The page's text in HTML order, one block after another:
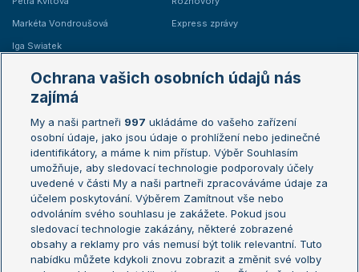
Markéta Vondroušová
Iga Swiatek
Express zprávy
Žebříčky
Žebříček ATP (muži)
Žebříček WTA (ženy)
Sázkařský žebříček
Australian Open
French Open
Wimbledon
US Open
Turnaj mistrů
Turnaj mistryň
Aktualní trendy
Ochrana vašich osobních údajů nás
zajímá
My a naši partneři 997 ukládáme do vašeho zařízení
osobní údaje, jako jsou údaje o prohlížení nebo jedinečné
identifikátory, a máme k nim přístup. Výběr Souhlasím
umožňuje, aby sledovací technologie podporovaly účely
uvedené v části My a naši partneři zpracováváme údaje za
účelem poskytování. Výběrem Zamítnout vše nebo
odvoláním svého souhlasu je zakážete. Pokud jsou
sledovací technologie zakázány, některé zobrazené
obsahy a reklamy pro vás nemusí být tolik relevantní. Tuto
nabídku můžete kdykoli znovu zobrazit a změnit své volby